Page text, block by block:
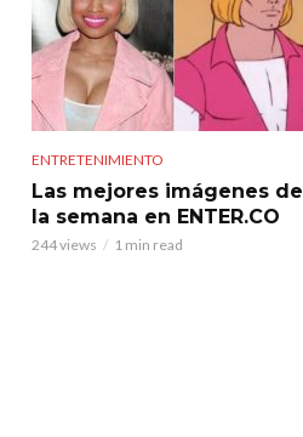
ENTRETENIMIENTO
Las mejores imágenes de
la semana en ENTER.CO
244 views 1 min read